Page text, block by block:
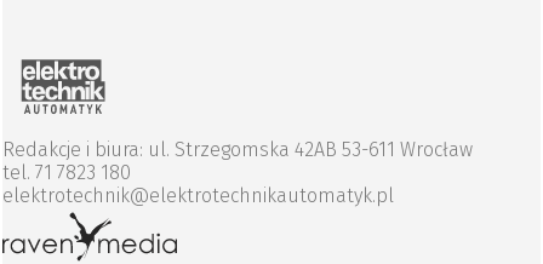
Redakcje i biura: ul. Strzegomska 42AB 53-611 Wrocław
tel. 71 7823 180
elektrotechnik@elektrotechnikautomatyk.pl